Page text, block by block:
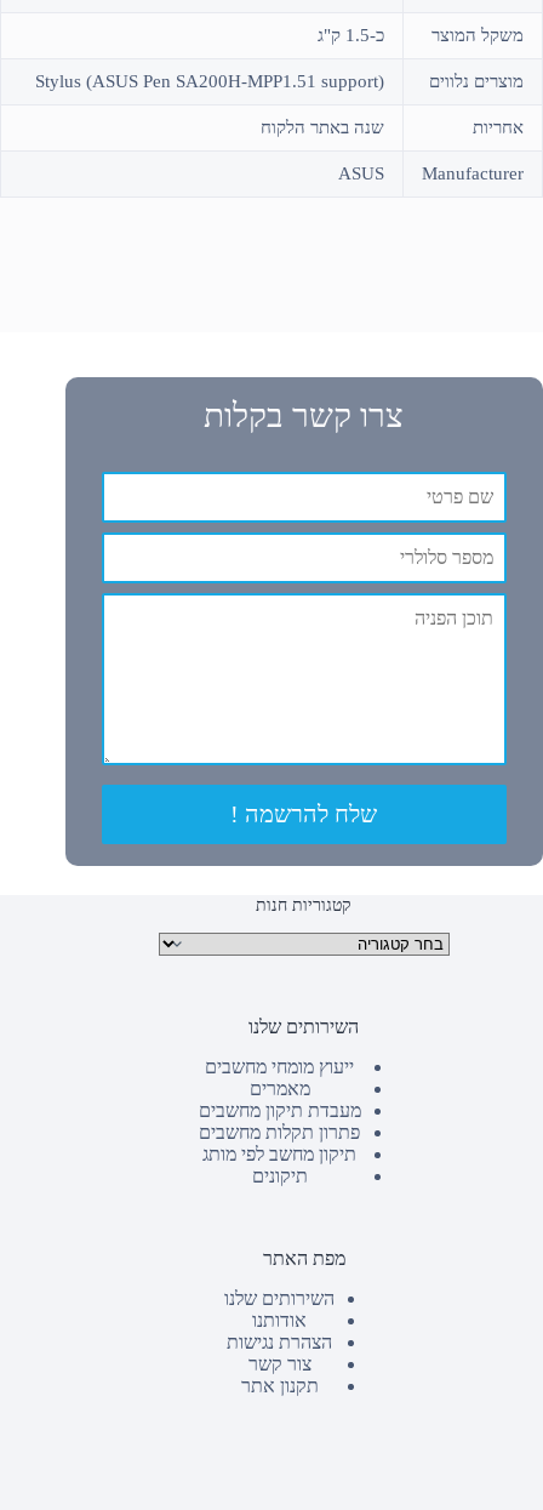
משקל המוצר כ-1.5 ק"ג
מוצרים נלווים Stylus (ASUS Pen SA200H-MPP1.51 support)
אחריות שנה באתר הלקוח
Manufacturer
ASUS
צרו קשר בקלות
שלח להרשמה !
קטגוריות חנות
קטגוריות מוצרים
השירותים שלנו
ייעוץ מומחי מחשבים
מאמרים
מעבדת תיקון מחשבים
פתרון תקלות מחשבים
תיקון מחשב לפי מותג
תיקונים
מפת האתר
השירותים שלנו
אודותנו
הצהרת נגישות
צור קשר
תקנון אתר